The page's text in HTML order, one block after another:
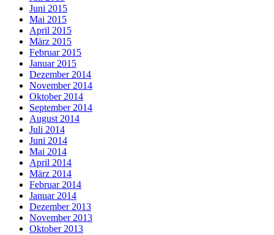
Juni 2015
Mai 2015
April 2015
März 2015
Februar 2015
Januar 2015
Dezember 2014
November 2014
Oktober 2014
September 2014
August 2014
Juli 2014
Juni 2014
Mai 2014
April 2014
März 2014
Februar 2014
Januar 2014
Dezember 2013
November 2013
Oktober 2013